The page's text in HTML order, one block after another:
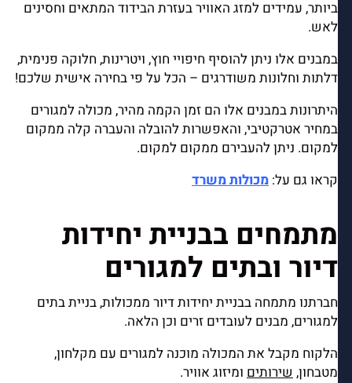
ביותר, עמידים למזג האוויר בעזרת הבידוד המתאים וחסינים
לאש.
במבנים אלו ניתן להוסיף חיפויי חוץ, ויטרינות, חלוקה פנימית,
דלתות וחלונות משודרגים – הכל על פי בחירה אישית שלכם!
היתרונות במבנים אלו הם זמן הקמה מהיר, מכולה למגורים
במחיר אטרקטיבי, והאפשרות להובלה והעברה קלה ממקום
למקום. ניתן להעבירם ממקום למקום.
קראו גם על:מכולות משרד
מתמחים בבניית יחידות
דיור ובתים למגורים
חברתנו מתמחה בבניית יחידות דיור ממכולות, בניית בתים
למגורים, מבנים לעובדים זרים וכן הלאה.
הלקוח מקבל את המכולה מוכנה למגורים עם מקלחון,
מטבחון,שירותיםומיזוג אוויר.